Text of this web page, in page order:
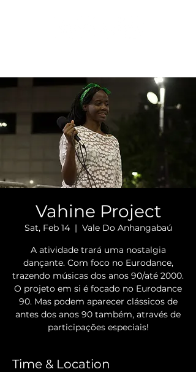
Vahine Project
Sat, Feb 14
  |
Vale Do Anhangabaú
A atividade trará uma nostalgia
dançante. Com foco no Eurodance,
trazendo músicas dos anos 90/até 2000.
O projeto em si é focado no Eurodance
90. Mas podem aparecer clássicos de
antes dos anos 90 também, através de
participações especiais!
Time & Location